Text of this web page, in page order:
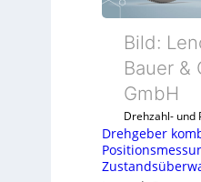
Bild:
Bauer &
GmbH
Drehzahl- und
Drehgeber